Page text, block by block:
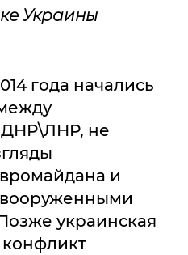
Украины
года начались
ДНР\ЛНР, не
и
украинская
конфликт